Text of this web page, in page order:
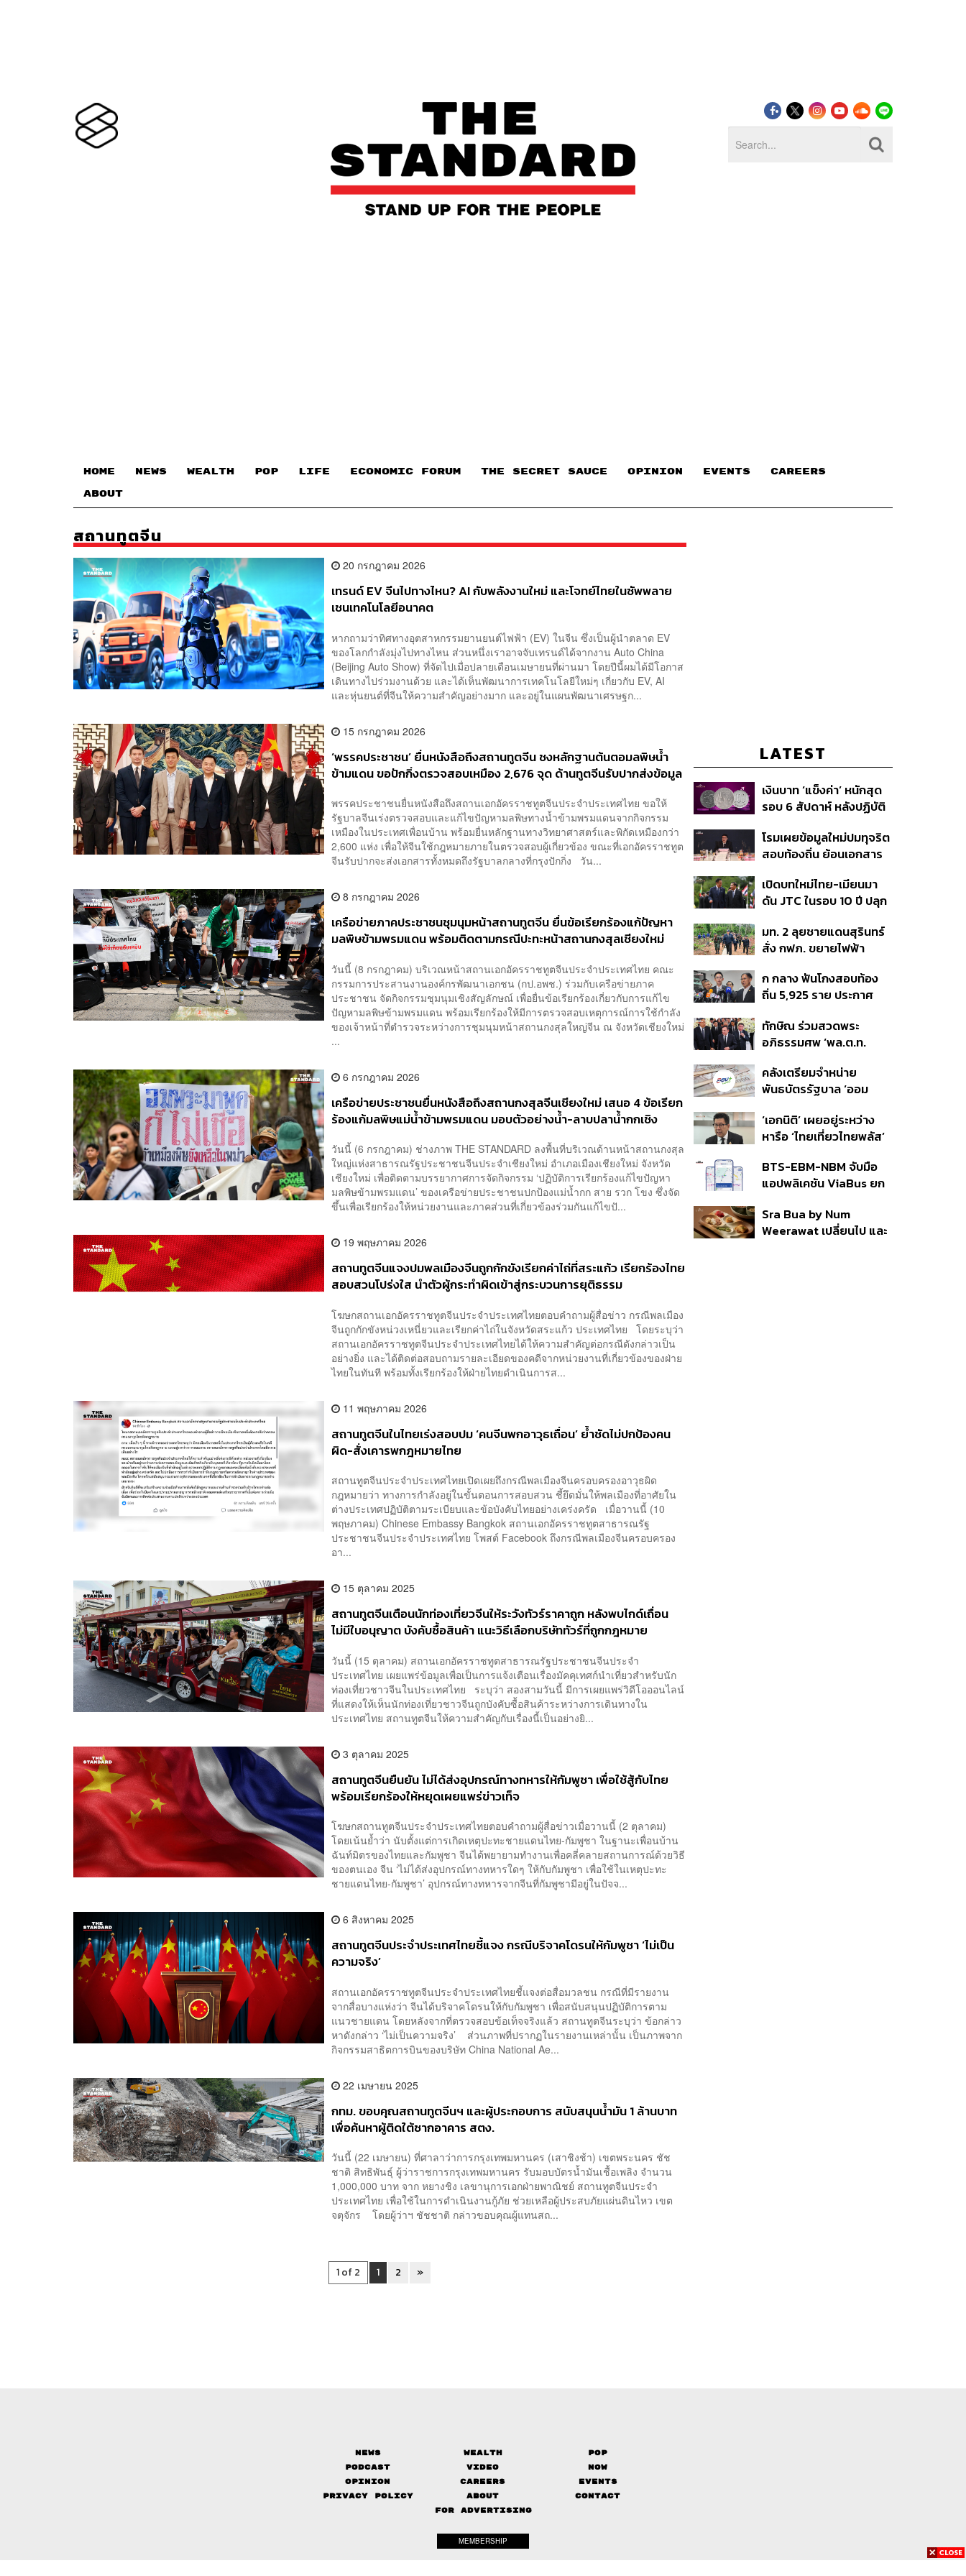
HOME NEWS WEALTH POP LIFE ECONOMIC FORUM THE SECRET SAUCE​ OPINION EVENTS CAREERS
ABOUT
สถานทูตจีน
20 กรกฎาคม 2026
เทรนด์ EV จีนไปทางไหน? AI กับพลังงานใหม่ และโจทย์ไทยในซัพพลาย
เชนเทคโนโลยีอนาคต
หากถามว่าทิศทางอุตสาหกรรมยานยนต์ไฟฟ้า (EV) ในจีน ซึ่งเป็นผู้นำตลาด EV
ของโลกกำลังมุ่งไปทางไหน ส่วนหนึ่งเราอาจจับเทรนด์ได้จากงาน Auto China
(Beijing Auto Show) ที่จัดไปเมื่อปลายเดือนเมษายนที่ผ่านมา โดยปีนี้ผมได้มีโอกาส
เดินทางไปร่วมงานด้วย และได้เห็นพัฒนาการเทคโนโลยีใหม่ๆ เกี่ยวกับ EV,​ AI
และหุ่นยนต์ที่จีนให้ความสำคัญอย่างมาก และอยู่ในแผนพัฒนาเศรษฐก...
15 กรกฎาคม 2026
‘พรรคประชาชน’ ยื่นหนังสือถึงสถานทูตจีน ชงหลักฐานต้นตอมลพิษน้ำ
ข้ามแดน ขอปักกิ่งตรวจสอบเหมือง 2,676 จุด ด้านทูตจีนรับปากส่งข้อมูล
พรรคประชาชนยื่นหนังสือถึงสถานเอกอัครราชทูตจีนประจำประเทศไทย ขอให้
รัฐบาลจีนเร่งตรวจสอบและแก้ไขปัญหามลพิษทางน้ำข้ามพรมแดนจากกิจกรรม
เหมืองในประเทศเพื่อนบ้าน พร้อมยื่นหลักฐานทางวิทยาศาสตร์และพิกัดเหมืองกว่า
2,600 แห่ง เพื่อให้จีนใช้กฎหมายภายในตรวจสอบผู้เกี่ยวข้อง ขณะที่เอกอัครราชทูต
จีนรับปากจะส่งเอกสารทั้งหมดถึงรัฐบาลกลางที่กรุงปักกิ่ง วัน...
8 กรกฎาคม 2026
เครือข่ายภาคประชาชนชุมนุมหน้าสถานทูตจีน ยื่นข้อเรียกร้องแก้ปัญหา
มลพิษข้ามพรมแดน พร้อมติดตามกรณีปะทะหน้าสถานกงสุลเชียงใหม่
วันนี้ (8 กรกฎาคม) บริเวณหน้าสถานเอกอัครราชทูตจีนประจำประเทศไทย คณะ
กรรมการประสานงานองค์กรพัฒนาเอกชน (กป.อพช.) ร่วมกับเครือข่ายภาค
ประชาชน จัดกิจกรรมชุมนุมเชิงสัญลักษณ์ เพื่อยื่นข้อเรียกร้องเกี่ยวกับการแก้ไข
ปัญหามลพิษข้ามพรมแดน พร้อมเรียกร้องให้มีการตรวจสอบเหตุการณ์การใช้กำลัง
ของเจ้าหน้าที่ตำรวจระหว่างการชุมนุมหน้าสถานกงสุลใหญ่จีน ณ จังหวัดเชียงใหม่
...
6 กรกฎาคม 2026
เครือข่ายประชาชนยื่นหนังสือถึงสถานกงสุลจีนเชียงใหม่ เสนอ 4 ข้อเรียก
ร้องแก้มลพิษแม่น้ำข้ามพรมแดน มอบตัวอย่างน้ำ-ลาบปลาน้ำกกเชิง
วันนี้ (6 กรกฎาคม) ช่างภาพ THE STANDARD ลงพื้นที่บริเวณด้านหน้าสถานกงสุล
ใหญ่แห่งสาธารณรัฐประชาชนจีนประจำเชียงใหม่ อำเภอเมืองเชียงใหม่ จังหวัด
เชียงใหม่ เพื่อติดตามบรรยากาศการจัดกิจกรรม ‘ปฏิบัติการเรียกร้องแก้ไขปัญหา
มลพิษข้ามพรมแดน’ ของเครือข่ายประชาชนปกป้องแม่น้ำกก สาย รวก โขง ซึ่งจัด
ขึ้นเพื่อเรียกร้องให้หน่วยงานและภาคส่วนที่เกี่ยวข้องร่วมกันแก้ไขปั...
19 พฤษภาคม 2026
สถานทูตจีนแจงปมพลเมืองจีนถูกกักขังเรียกค่าไถ่ที่สระแก้ว เรียกร้องไทย
สอบสวนโปร่งใส นำตัวผู้กระทำผิดเข้าสู่กระบวนการยุติธรรม
โฆษกสถานเอกอัครราชทูตจีนประจำประเทศไทยตอบคำถามผู้สื่อข่าว กรณีพลเมือง
จีนถูกกักขังหน่วงเหนี่ยวและเรียกค่าไถ่ในจังหวัดสระแก้ว ประเทศไทย โดยระบุว่า
สถานเอกอัครราชทูตจีนประจำประเทศไทยได้ให้ความสำคัญต่อกรณีดังกล่าวเป็น
อย่างยิ่ง และได้ติดต่อสอบถามรายละเอียดของคดีจากหน่วยงานที่เกี่ยวข้องของฝ่าย
ไทยในทันที พร้อมทั้งเรียกร้องให้ฝ่ายไทยดำเนินการส...
11 พฤษภาคม 2026
สถานทูตจีนในไทยเร่งสอบปม ‘คนจีนพกอาวุธเถื่อน’ ย้ำชัดไม่ปกป้องคน
ผิด-สั่งเคารพกฎหมายไทย
สถานทูตจีนประจำประเทศไทยเปิดเผยถึงกรณีพลเมืองจีนครอบครองอาวุธผิด
กฎหมายว่า ทางการกำลังอยู่ในขั้นตอนการสอบสวน ชี้ยึดมั่นให้พลเมืองที่อาศัยใน
ต่างประเทศปฏิบัติตามระเบียบและข้อบังคับไทยอย่างเคร่งครัด เมื่อวานนี้ (10
พฤษภาคม) Chinese Embassy Bangkok สถานเอกอัครราชทูตสาธารณรัฐ
ประชาชนจีนประจำประเทศไทย โพสต์ Facebook ถึงกรณีพลเมืองจีนครอบครอง
อา...
15 ตุลาคม 2025
สถานทูตจีนเตือนนักท่องเที่ยวจีนให้ระวังทัวร์ราคาถูก หลังพบไกด์เถื่อน
ไม่มีใบอนุญาต บังคับซื้อสินค้า แนะวิธีเลือกบริษัททัวร์ที่ถูกกฎหมาย
วันนี้ (15 ตุลาคม) สถานเอกอัครราชทูตสาธารณรัฐประชาชนจีนประจำ
ประเทศไทย เผยแพร่ข้อมูลเพื่อเป็นการแจ้งเตือนเรื่องมัคคุเทศก์นำเที่ยวสำหรับนัก
ท่องเที่ยวชาวจีนในประเทศไทย ระบุว่า สองสามวันนี้ มีการเผยแพร่วิดีโอออนไลน์
ที่แสดงให้เห็นนักท่องเที่ยวชาวจีนถูกบังคับซื้อสินค้าระหว่างการเดินทางใน
ประเทศไทย สถานทูตจีนให้ความสำคัญกับเรื่องนี้เป็นอย่างยิ...
3 ตุลาคม 2025
สถานทูตจีนยืนยัน ไม่ได้ส่งอุปกรณ์ทางทหารให้กัมพูชา เพื่อใช้สู้กับไทย
พร้อมเรียกร้องให้หยุดเผยแพร่ข่าวเท็จ
โฆษกสถานทูตจีนประจำประเทศไทยตอบคำถามผู้สื่อข่าวเมื่อวานนี้ (2 ตุลาคม)
โดยเน้นย้ำว่า นับตั้งแต่การเกิดเหตุปะทะชายแดนไทย-กัมพูชา ในฐานะเพื่อนบ้าน
ฉันท์มิตรของไทยและกัมพูชา จีนได้พยายามทำงานเพื่อคลี่คลายสถานการณ์ด้วยวิธี
ของตนเอง จีน ‘ไม่ได้ส่งอุปกรณ์ทางทหารใดๆ ให้กับกัมพูชา เพื่อใช้ในเหตุปะทะ
ชายแดนไทย-กัมพูชา’ อุปกรณ์ทางทหารจากจีนที่กัมพูชามีอยู่ในปัจจ...
6 สิงหาคม 2025
สถานทูตจีนประจำประเทศไทยชี้แจง กรณีบริจาคโดรนให้กัมพูชา ‘ไม่เป็น
ความจริง’
สถานเอกอัครราชทูตจีนประจำประเทศไทยชี้แจงต่อสื่อมวลชน กรณีที่มีรายงาน
จากสื่อบางแห่งว่า จีนได้บริจาคโดรนให้กับกัมพูชา เพื่อสนับสนุนปฏิบัติการตาม
แนวชายแดน โดยหลังจากที่ตรวจสอบข้อเท็จจริงแล้ว สถานทูตจีนระบุว่า ข้อกล่าว
หาดังกล่าว ‘ไม่เป็นความจริง’ ส่วนภาพที่ปรากฏในรายงานเหล่านั้น เป็นภาพจาก
กิจกรรมสาธิตการบินของบริษัท China National Ae...
22 เมษายน 2025
กทม. ขอบคุณสถานทูตจีนฯ และผู้ประกอบการ สนับสนุนน้ำมัน 1 ล้านบาท
เพื่อค้นหาผู้ติดใต้ซากอาคาร สตง.
วันนี้ (22 เมษายน) ที่ศาลาว่าการกรุงเทพมหานคร (เสาชิงช้า) เขตพระนคร ชัช
ชาติ สิทธิพันธุ์ ผู้ว่าราชการกรุงเทพมหานคร รับมอบบัตรน้ำมันเชื้อเพลิง จำนวน
1,000,000 บาท จาก หยางชิง เลขานุการเอกฝ่ายพาณิชย์ สถานทูตจีนประจำ
ประเทศไทย เพื่อใช้ในการดำเนินงานกู้ภัย ช่วยเหลือผู้ประสบภัยแผ่นดินไหว เขต
จตุจักร โดยผู้ว่าฯ ชัชชาติ กล่าวขอบคุณผู้แทนสถ...
1 of 2 1 2 »
LATEST
เงินบาท ‘แข็งค่า’ หนักสุด
รอบ 6 สัปดาห์ หลังปฏิบัติ
สหรัฐฯ-ญี่ปุ่น Standard
Chartered เปิดเป้าสิ้นปีนี้
ต่อดอลลาร์
โรมเผยข้อมูลใหม่ปมทุจริต
สอบท้องถิ่น ย้อนเอกสาร
อนุทิน จ่อสอบต่อเอี่ยว
ตัดตอน ม.บูรพา หรือไม่
เปิดบทใหม่ไทย-เมียนมา
ดัน JTC ในรอบ 10 ปี ปลุก
ชายแดน ท่าเรือน้ำลึก
ทวาย
มท. 2 ลุยชายแดนสุรินทร์
สั่ง กฟภ. ขยายไฟฟ้า
350’ เสริมความมั่นคง
ชายแดน
ก กลาง ฟันโกงสอบท้อง
ถิ่น 5,925 ราย ประกาศ
ราย รอ ป.ป.ช. ขีดเส้นแล้ว
เสร็จ 31 ส.ค.
ทักษิณ ร่วมสวดพระ
อภิธรรมศพ ‘พล.ต.ท.
สิน’ สิริอายุ 103 ปี แกนนำ
เพื่อไทย-บุคคลหลาก
คลังเตรียมจำหน่าย
พันธบัตรรัฐบาล ‘ออม
ก.ย.นี้ อาจเพิ่มสัดส่วนการ
ขายแบบ Small Lot First
‘เอกนิติ’ เผยอยู่ระหว่าง
หารือ ‘ไทยเที่ยวไทยพลัส’
แสนล้าน มั่นใจงบต่อ ‘ไทย
ช่วยไทย พลัส’ เฟส 2 มี
BTS-EBM-NBM จับมือ
แอปพลิเคชัน ViaBus ยก
รถไฟฟ้า 3 สายแบบเรียล
ไทม์
Sra Bua by Num
Weerawat เปลี่ยนไป และ
News Wealth
Pop
Podcast
Video
Now
Opinion
Careers
Events
Privacy Policy
About
Contact
FOR ADVERTISING
MEMBERSHIP